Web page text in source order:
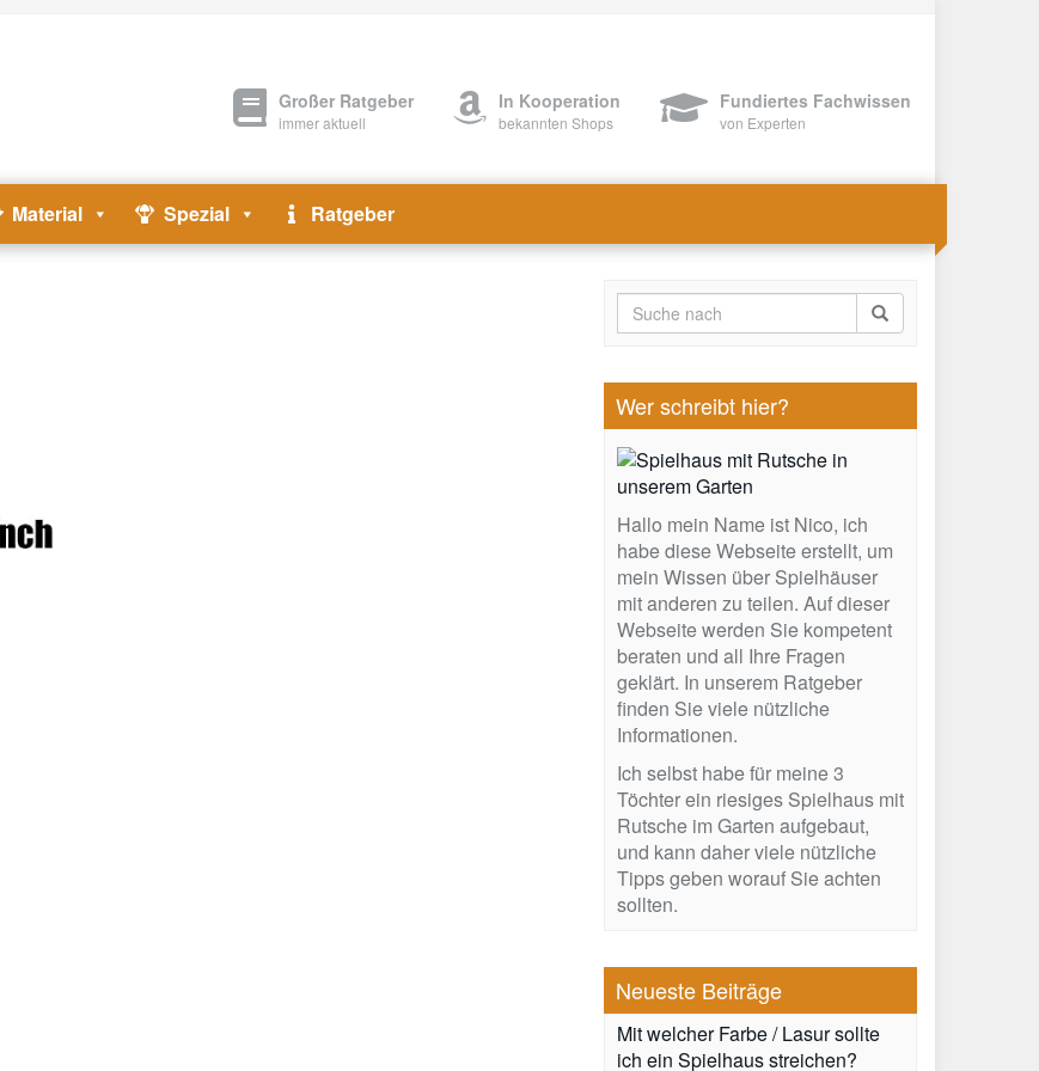
Großer Ratgeber
immer aktuell
In Kooperation
bekannten Shops
Fundiertes Fachwissen
von Experten
Material Spezial Ratgeber
Wer schreibt hier?
Hallo mein Name ist Nico, ich
habe diese Webseite erstellt, um
mein Wissen über Spielhäuser
mit anderen zu teilen. Auf dieser
Webseite werden Sie kompetent
beraten und all Ihre Fragen
geklärt. In unserem Ratgeber
finden Sie viele nützliche
Informationen.
Ich selbst habe für meine 3
Töchter ein riesiges Spielhaus mit
Rutsche im Garten aufgebaut,
und kann daher viele nützliche
Tipps geben worauf Sie achten
sollten.
Neueste Beiträge
Mit welcher Farbe / Lasur sollte
ich ein Spielhaus streichen?